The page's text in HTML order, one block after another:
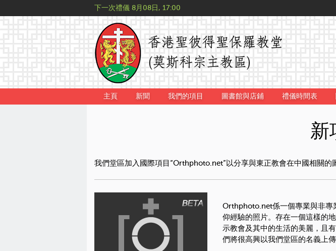
下一次禮儀 8月08日, 17:00
主頁 新聞 我們的項目 圖書館與店鋪 禮儀時間表
新
我們堂區加入國際項目“Orthphoto.net”以分享與東正教會在中國相關的
Orthphoto.net係一個專業與非專
仰經驗的照片。 存在一個這樣的地
示教會及其中的生活的美麗，且有
們將很高興以我們堂區的名義上